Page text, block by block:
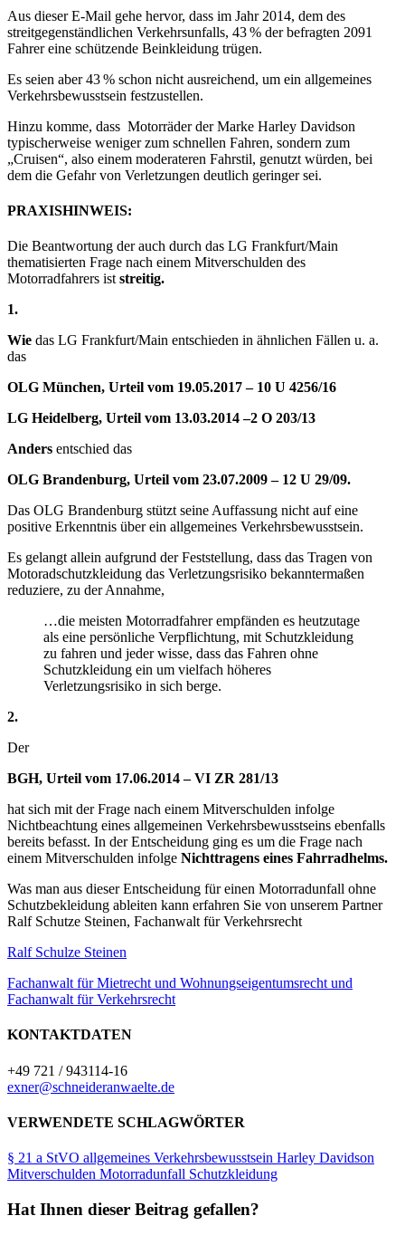
Aus dieser E-Mail gehe hervor, dass im Jahr 2014, dem des
streitgegenständlichen Verkehrsunfalls, 43 % der befragten 2091
Fahrer eine schützende Beinkleidung trügen.
Es seien aber 43 % schon nicht ausreichend, um ein allgemeines
Verkehrsbewusstsein festzustellen.
Hinzu komme, dass Motorräder der Marke Harley Davidson
typischerweise weniger zum schnellen Fahren, sondern zum
„Cruisen“, also einem moderateren Fahrstil, genutzt würden, bei
dem die Gefahr von Verletzungen deutlich geringer sei.
PRAXISHINWEIS:
Die Beantwortung der auch durch das LG Frankfurt/Main
thematisierten Frage nach einem Mitverschulden des
Motorradfahrers ist streitig.
1.
Wie das LG Frankfurt/Main entschieden in ähnlichen Fällen u. a.
das
OLG München, Urteil vom 19.05.2017 – 10 U 4256/16
LG Heidelberg, Urteil vom 13.03.2014 –2 O 203/13
Anders entschied das
OLG Brandenburg, Urteil vom 23.07.2009 – 12 U 29/09.
Das OLG Brandenburg stützt seine Auffassung nicht auf eine
positive Erkenntnis über ein allgemeines Verkehrsbewusstsein.
Es gelangt allein aufgrund der Feststellung, dass das Tragen von
Motoradschutzkleidung das Verletzungsrisiko bekanntermaßen
reduziere, zu der Annahme,
…die meisten Motorradfahrer empfänden es heutzutage
als eine persönliche Verpflichtung, mit Schutzkleidung
zu fahren und jeder wisse, dass das Fahren ohne
Schutzkleidung ein um vielfach höheres
Verletzungsrisiko in sich berge.
2.
Der
BGH, Urteil vom 17.06.2014 – VI ZR 281/13
hat sich mit der Frage nach einem Mitverschulden infolge
Nichtbeachtung eines allgemeinen Verkehrsbewusstseins ebenfalls
bereits befasst. In der Entscheidung ging es um die Frage nach
einem Mitverschulden infolge Nichttragens eines Fahrradhelms.
Was man aus dieser Entscheidung für einen Motorradunfall ohne
Schutzbekleidung ableiten kann erfahren Sie von unserem Partner
Ralf Schutze Steinen, Fachanwalt für Verkehrsrecht
Ralf Schulze Steinen
Fachanwalt für Mietrecht und Wohnungseigentumsrecht und
Fachanwalt für Verkehrsrecht
KONTAKTDATEN
+49 721 / 943114-16
exner@schneideranwaelte.de
VERWENDETE SCHLAGWÖRTER
§ 21 a StVO allgemeines Verkehrsbewusstsein Harley Davidson
Mitverschulden Motorradunfall Schutzkleidung
Hat Ihnen dieser Beitrag gefallen?